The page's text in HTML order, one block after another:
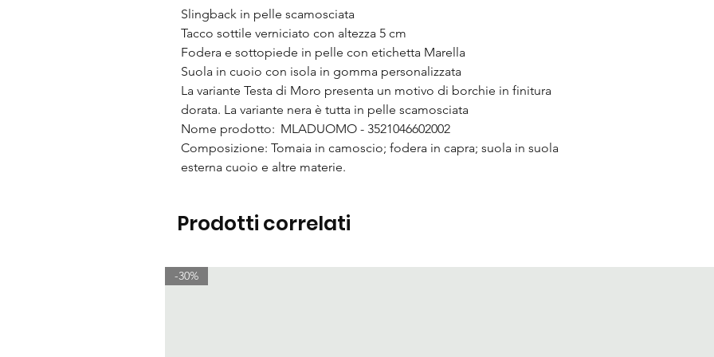
Slingback in pelle scamosciata
Tacco sottile verniciato con altezza 5 cm
Fodera e sottopiede in pelle con etichetta Marella
Suola in cuoio con isola in gomma personalizzata
La variante Testa di Moro presenta un motivo di borchie in finitura
dorata. La variante nera è tutta in pelle scamosciata
Nome prodotto: MLADUOMO - 3521046602002
Composizione: Tomaia in camoscio; fodera in capra; suola in suola
esterna cuoio e altre materie.
Prodotti correlati
-30%